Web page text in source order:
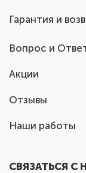
Гарантия и
Вопрос и
Акции
Отзывы
Наши работы
СВЯЗАТЬСЯ С